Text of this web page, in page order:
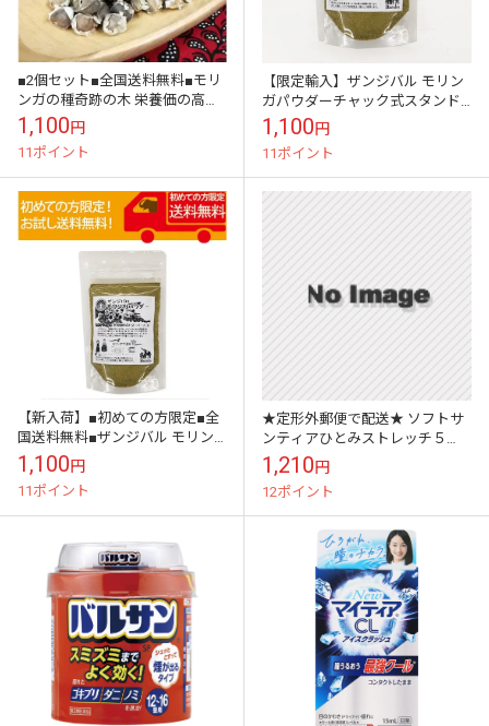
■2個セット■全国送料無料■モリ
ンガの種奇跡の木 栄養価の高い
スーパーフード
1,100円
11ポイント
【限定輸入】ザンジバル モリン
ガパウダーチャック式スタンド
パック50g奇跡の木 栄養価の高
いスーパーフード温活
1,100円
11ポイント
【新入荷】■初めての方限定■全
国送料無料■ザンジバル モリン
ガパウダーチャック式スタンド
パック50g奇跡の木 栄養価の高
いスーパー...
1,100円
11ポイント
★定形外郵便で配送★ ソフトサ
ンティアひとみストレッチ５
mL×４本(赤）【第3類医薬品】
1,210円
12ポイント